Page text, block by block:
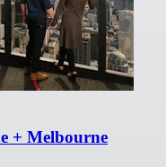
+ Melbourne